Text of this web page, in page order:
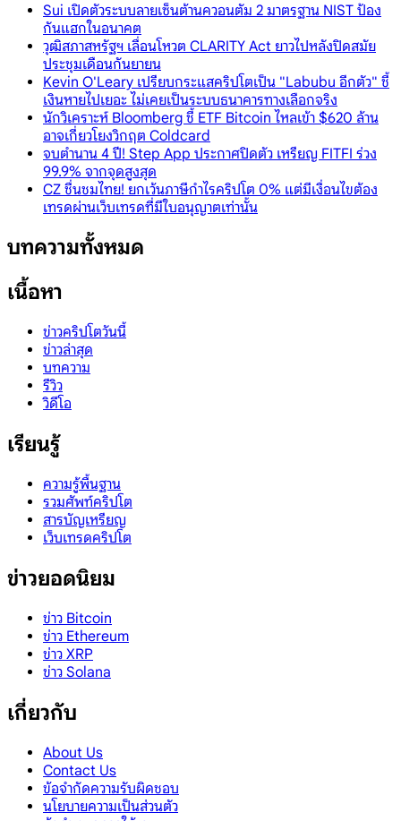
Sui เปิดตัวระบบลายเซ็นต้านควอนตัม 2 มาตรฐาน NIST ป้อง
กันแฮกในอนาคต
วุฒิสภาสหรัฐฯ เลื่อนโหวต CLARITY Act ยาวไปหลังปิดสมัย
ประชุมเดือนกันยายน
Kevin O'Leary เปรียบกระแสคริปโตเป็น "Labubu อีกตัว" ชี้
เงินหายไปเยอะ ไม่เคยเป็นระบบธนาคารทางเลือกจริง
นักวิเคราะห์ Bloomberg ชี้ ETF Bitcoin ไหลเข้า $620 ล้าน
อาจเกี่ยวโยงวิกฤต Coldcard
จบตำนาน 4 ปี! Step App ประกาศปิดตัว เหรียญ FITFI ร่วง
99.9% จากจุดสูงสุด
CZ ชื่นชมไทย! ยกเว้นภาษีกำไรคริปโต 0% แต่มีเงื่อนไขต้อง
เทรดผ่านเว็บเทรดที่มีใบอนุญาตเท่านั้น
บทความทั้งหมด
เนื้อหา
ข่าวคริปโตวันนี้
ข่าวล่าสุด
บทความ
รีวิว
วิดีโอ
เรียนรู้
ความรู้พื้นฐาน
รวมศัพท์คริปโต
สารบัญเหรียญ
เว็บเทรดคริปโต
ข่าวยอดนิยม
ข่าว Bitcoin
ข่าว Ethereum
ข่าว XRP
ข่าว Solana
เกี่ยวกับ
About Us
Contact Us
ข้อจำกัดความรับผิดชอบ
นโยบายความเป็นส่วนตัว